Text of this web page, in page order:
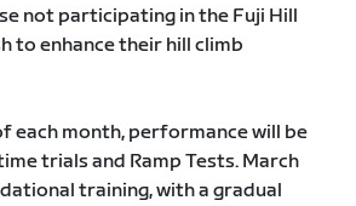
not participating in the Fuji Hill
to enhance their hill climb
each month, performance will be
trials and Ramp Tests. March
training, with a gradual